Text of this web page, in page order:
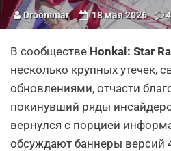
Droommar 18 мая 2026 4
В сообществе Honkai: Star
несколько крупных утечек,
обновлениями, отчасти
покинувший ряды
вернулся с порцией
обсуждают баннеры версий